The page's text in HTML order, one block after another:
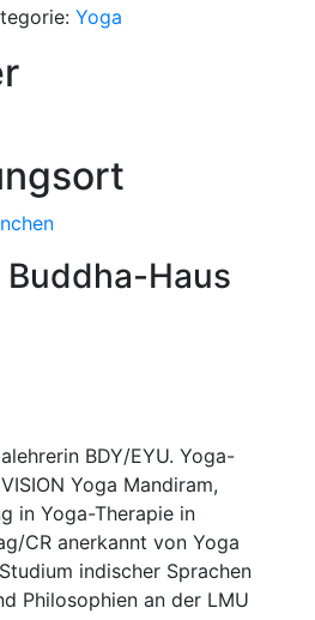
Yoga
Buddha-Haus
BDY/EYU. Yoga-
Yoga Mandiram,
in Yoga-Therapie in
CR anerkannt von Yoga
indischer Sprachen
Philosophien an der LMU